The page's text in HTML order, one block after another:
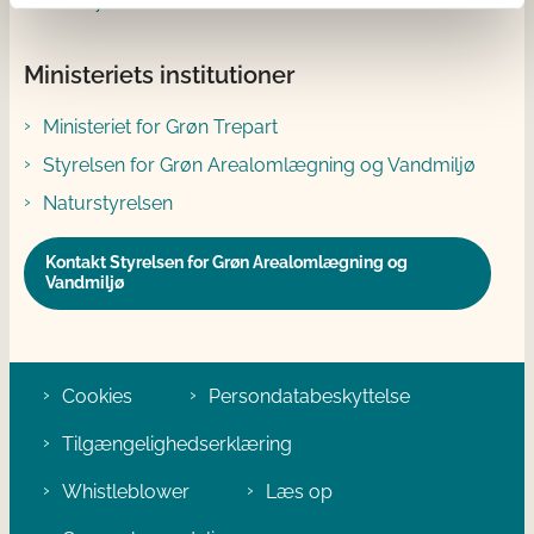
Ministeriets institutioner
Ministeriet for Grøn Trepart
Styrelsen for Grøn Arealomlægning og Vandmiljø
Naturstyrelsen
Kontakt Styrelsen for Grøn Arealomlægning og
Vandmiljø
Cookies Persondatabeskyttelse
Tilgængelighedserklæring
Whistleblower Læs op